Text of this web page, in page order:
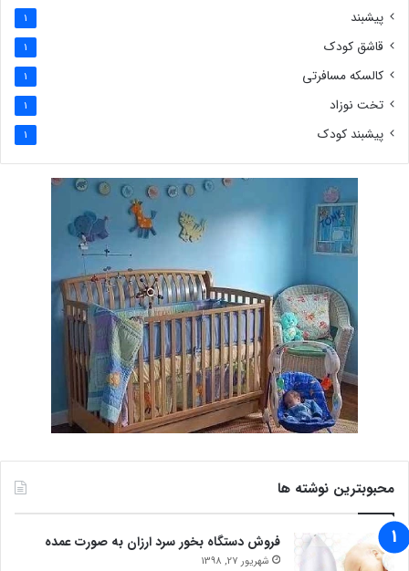
پیشبند 1
قاشق کودک 1
کالسکه مسافرتی 1
تخت نوزاد 1
پیشبند کودک 1
محبوبترین نوشته ها
فروش دستگاه بخور سرد ارزان به صورت عمده
شهریور 27, 1398